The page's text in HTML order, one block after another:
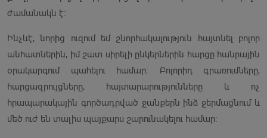
ժամանակն է։
Ինչևէ, նորից ուզում եմ շնորհակալություն հայտնել բոլոր
անհատներին, իմ շատ սիրելի ընկերներին հարցը հանրային
օրակարգում պահելու համար։ Բոլորիդ գրառումները,
հարցազրույցները, հայտարարությունները և ոչ
հրապարակային գործադրված ջանքերն ինձ ջերմացնում և
մեծ ուժ են տալիս պայքարս շարունակելու համար։